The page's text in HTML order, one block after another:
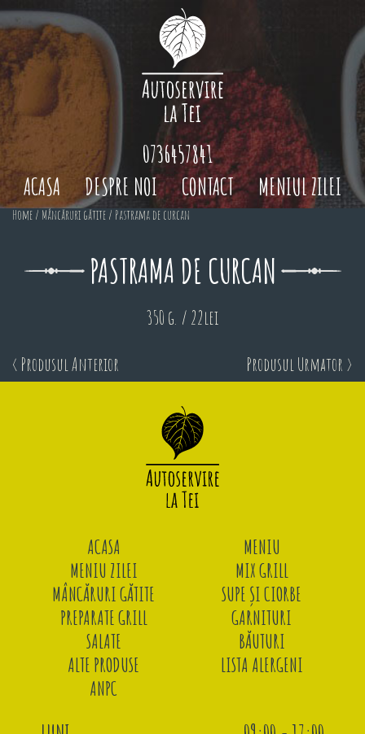
ACASA DESPRE NOI CONTACT MENIUL ZILEI
0736457841
Home / Mâncăruri gătite / Pastrama de curcan
PASTRAMA DE CURCAN
350 g. / 22lei
< Produsul Anterior Produsul Urmator >
ACASA
MENIU
MENIU ZILEI
MIX GRILL
MÂNCĂRURI GĂTITE
SUPE ȘI CIORBE
PREPARATE GRILL
GARNITURI
SALATE
BĂUTURI
ALTE PRODUSE
LISTA ALERGENI
ANPC